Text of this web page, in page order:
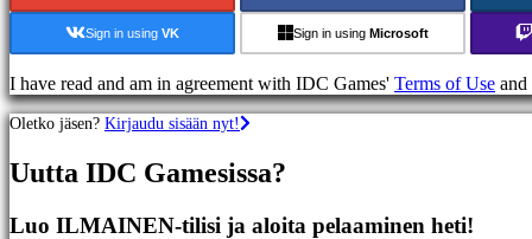
pelit
Urheilupelit
Räiskintäpelit
games
Casual
games
games
games
Sign in using VK Sign in using Microsoft
I have read and am in agreement with IDC Games' Terms of Use and
Oletko jäsen? Kirjaudu sisään nyt!
Uutta IDC Gamesissa?
Luo ILMAINEN-tilisi ja aloita pelaaminen heti!